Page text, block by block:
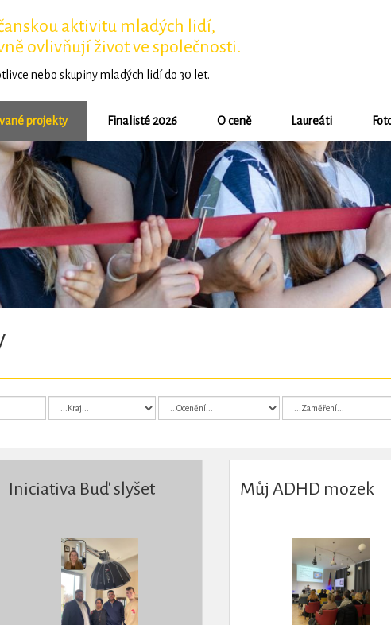
aktivitu mladých lidí,
ovlivňují život ve společnosti.
nebo skupiny mladých lidí do 30 let.
projekty Finalisté 2026 O ceně Laureáti
Iniciativa Buď slyšet Můj ADHD mozek